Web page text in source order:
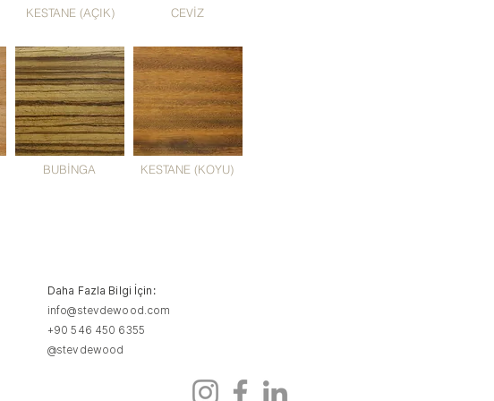
KESTANE (AÇIK)
BUBİNGA
CEVİZ
KESTANE (KOYU)
Daha Fazla Bilgi İçin:
info@stevdewood.com
+90 546 450 6355
@stevdewood